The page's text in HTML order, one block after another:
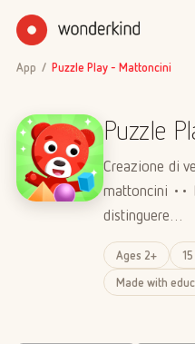
App / Puzzle Play - Mattoncini
Puzzle
Creazione di
mattoncini ••
distinguere…
Ages 2+
Made with